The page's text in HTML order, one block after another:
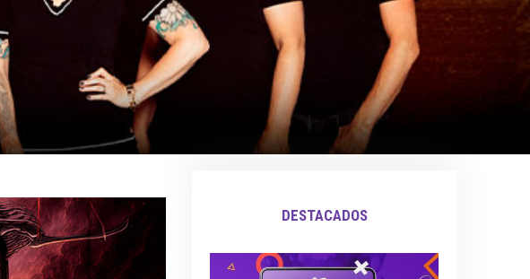
DESTACADOS